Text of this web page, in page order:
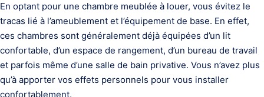
En optant pour une chambre meublée à louer, vous évitez le
tracas lié à l’ameublement et l’équipement de base. En effet,
ces chambres sont généralement déjà équipées d’un lit
confortable, d’un espace de rangement, d’un bureau de travail
et parfois même d’une salle de bain privative. Vous n’avez plus
qu’à apporter vos effets personnels pour vous installer
confortablement.